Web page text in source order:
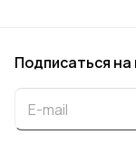
Подписаться на